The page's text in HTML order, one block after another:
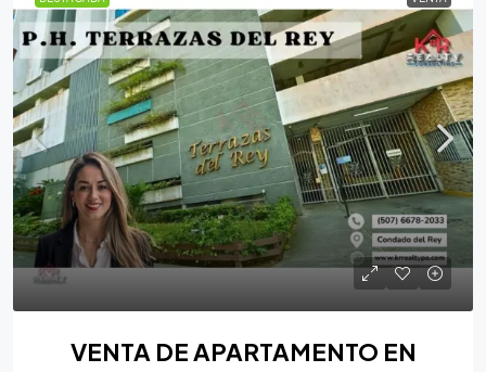
VENTA DE APARTAMENTO EN